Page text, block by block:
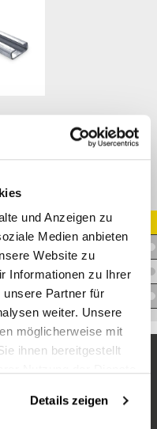
und Anzeigen zu
Medien anbieten
Website zu
Informationen zu Ihrer
unsere Partner für
weiter. Unsere
möglicherweise mit
ihnen bereitgestellt
Details zeigen